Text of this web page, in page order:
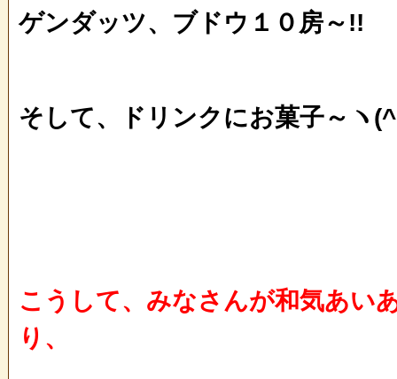
ゲンダッツ、ブドウ１０房～!!
そして、ドリンクにお菓子～ヽ
こうして、みなさんが和気あい
り、